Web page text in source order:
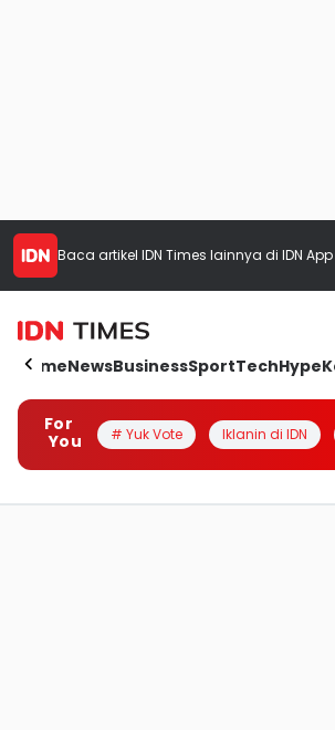
Baca artikel IDN Times lainnya di IDN App
HomeNewsBusinessSportTechHype
For
You
# Yuk Vote Iklanin di IDN